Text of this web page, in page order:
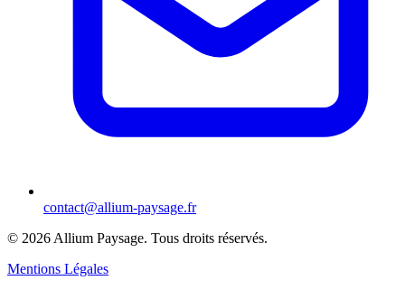
contact@allium-paysage.fr
© 2026 Allium Paysage. Tous droits réservés.
Mentions Légales